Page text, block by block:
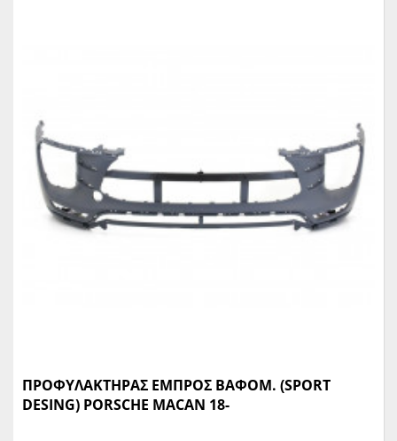
ΠΡΟΦΥΛΑΚΤΗΡΑΣ ΕΜΠΡΟΣ ΒΑΦΟΜ. (SPORT
DESING) PORSCHE MACAN 18-